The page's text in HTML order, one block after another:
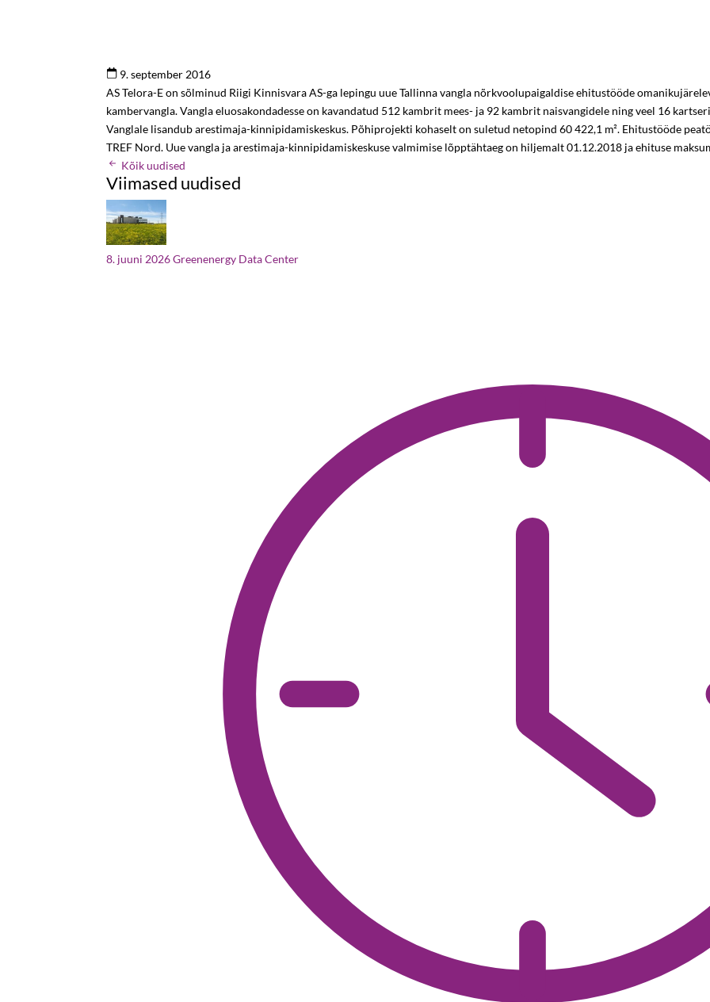
9. september 2016
AS Telora-E on sõlminud Riigi Kinnisvara AS-ga lepingu uue Tallinna vangla nõrkvoolupaigaldise ehitustööde
kambervangla. Vangla eluosakondadesse on kavandatud 512 kambrit mees- ja 92 kambrit naisvangidele ning veel 16
Vanglale lisandub arestimaja-kinnipidamiskeskus. Põhiprojekti kohaselt on suletud netopind 60 422,1 m². Ehitustööde
TREF Nord. Uue vangla ja arestimaja-kinnipidamiskeskuse valmimise lõpptähtaeg on hiljemalt 01.12.2018 ja ehituse
Kõik uudised
Viimased uudised
8. juuni 2026 Greenenergy Data Center